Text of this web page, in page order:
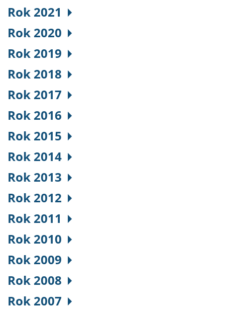
Rok 2021
Rok 2020
Rok 2019
Rok 2018
Rok 2017
Rok 2016
Rok 2015
Rok 2014
Rok 2013
Rok 2012
Rok 2011
Rok 2010
Rok 2009
Rok 2008
Rok 2007